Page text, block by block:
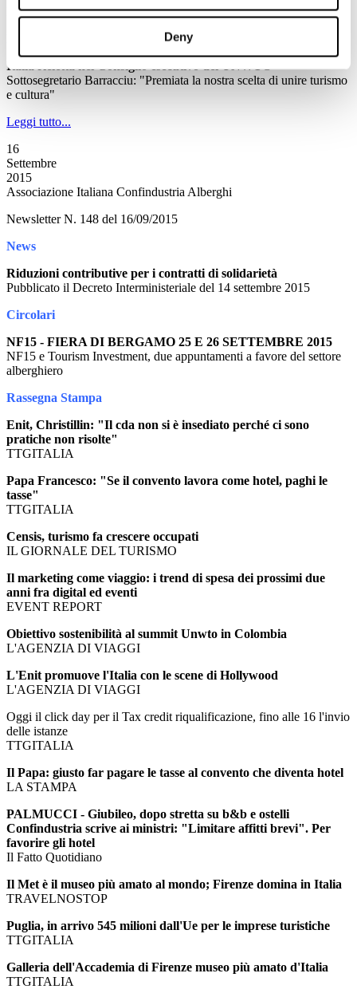
Deny
Newsletter N. 149 del 17/09/2015
Italia rieletta nel Consiglio esecutivo del UNWTO
Sottosegretario Barracciu: "Premiata la nostra scelta di unire turismo
e cultura"
Leggi tutto...
16
Settembre
2015
Associazione Italiana Confindustria Alberghi
Newsletter N. 148 del 16/09/2015
News
Riduzioni contributive per i contratti di solidarietà
Pubblicato il Decreto Interministeriale del 14 settembre 2015
Circolari
NF15 - FIERA DI BERGAMO 25 E 26 SETTEMBRE 2015
NF15 e Tourism Investment, due appuntamenti a favore del settore
alberghiero
Rassegna Stampa
Enit, Christillin: "Il cda non si è insediato perché ci sono
pratiche non risolte"
TTGITALIA
Papa Francesco: "Se il convento lavora come hotel, paghi le
tasse"
TTGITALIA
Censis, turismo fa crescere occupati
IL GIORNALE DEL TURISMO
Il marketing come viaggio: i trend di spesa dei prossimi due
anni fra digital ed eventi
EVENT REPORT
Obiettivo sostenibilità al summit Unwto in Colombia
L'AGENZIA DI VIAGGI
L'Enit promuove l'Italia con le scene di Hollywood
L'AGENZIA DI VIAGGI
Oggi il click day per il Tax credit riqualificazione, fino alle 16 l'invio
delle istanze
TTGITALIA
Il Papa: giusto far pagare le tasse al convento che diventa hotel
LA STAMPA
PALMUCCI - Giubileo, dopo stretta su b&b e ostelli
Confindustria scrive ai ministri: "Limitare affitti brevi". Per
favorire gli hotel
Il Fatto Quotidiano
Il Met è il museo più amato al mondo; Firenze domina in Italia
TRAVELNOSTOP
Puglia, in arrivo 545 milioni dall'Ue per le imprese turistiche
TTGITALIA
Galleria dell'Accademia di Firenze museo più amato d'Italia
TTGITALIA